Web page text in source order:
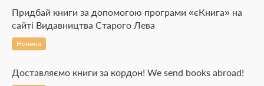
Придбай книги за допомогою програми «єКнига» на
сайті Видавництва Старого Лева
Новина
Доставляємо книги за кордон! We send books abroad!